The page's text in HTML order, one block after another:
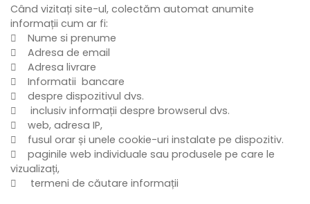
Când vizitați site-ul, colectăm automat anumite
informații cum ar fi:
 Nume si prenume
 Adresa de email
 Adresa livrare
 Informatii bancare
 despre dispozitivul dvs.
 inclusiv informații despre browserul dvs.
 web, adresa IP,
 fusul orar și unele cookie-uri instalate pe dispozitiv.
 paginile web individuale sau produsele pe care le
vizualizați,
 termeni de căutare informații